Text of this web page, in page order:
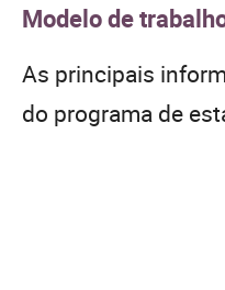
Modelo de
As principais
do programa de